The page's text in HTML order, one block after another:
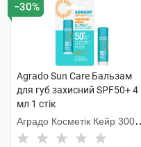
−30%
Agrado Sun Care Бальзам
для губ захисний SPF50+ 4
мл 1 стік
Аградо Косметік Кейр 3000
С.Л.У.